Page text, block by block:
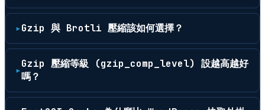
Gzip 與 Brotli 壓縮該如何選擇？
Gzip 壓縮等級 (gzip_comp_level) 設越高越好
嗎？